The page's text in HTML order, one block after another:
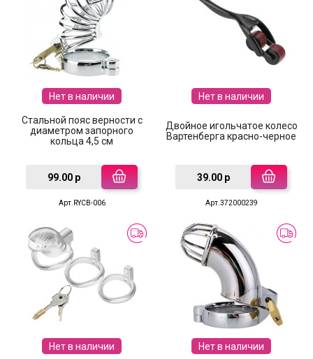
Нет в наличии
Стальной пояс верности с
диаметром запорного
кольца 4,5 см
99.00 р
Арт.RYCB-006
Нет в наличии
Двойное игольчатое колесо
Вартенберга красно-черное
39.00 р
Арт.372000239
Нет в наличии Нет в наличии